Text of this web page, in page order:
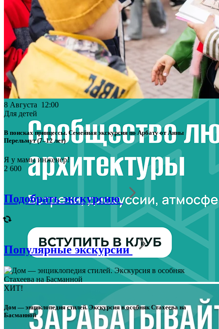
8 Августа 12:00
Для детей
В поисках принцессы. Семейная экскурсия по Арбату от Анны
Перельмут (7–12 лет)
Я у мамы инженер!
2 600
Подобрать экскурсию
Популярные экскурсии
ХИТ!
Дом — энциклопедия стилей. Экскурсия в особняк Стахеева на
Басманной